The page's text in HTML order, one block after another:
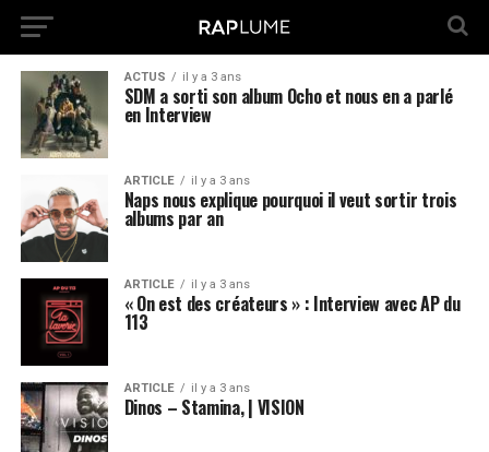
ACTUS il y a 3 ans
SDM a sorti son album Ocho et nous en a parlé
en Interview
ARTICLE il y a 3 ans
Naps nous explique pourquoi il veut sortir trois
albums par an
ARTICLE il y a 3 ans
« On est des créateurs » : Interview avec AP du
113
ARTICLE il y a 3 ans
Dinos – Stamina, | VISION